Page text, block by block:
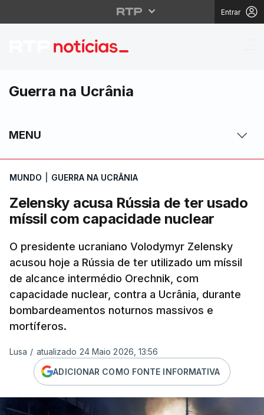
Entrar
Zelensky acusa
Guerra na Ucrânia
MENU
MUNDO GUERRA NA UCRÂNIA
Zelensky acusa Rússia de ter usado
míssil com capacidade nuclear
O presidente ucraniano Volodymyr Zelensky
acusou hoje a Rússia de ter utilizado um míssil
de alcance intermédio Orechnik, com
capacidade nuclear, contra a Ucrânia, durante
bombardeamentos noturnos massivos e
mortíferos.
Lusa / atualizado 24 Maio 2026, 13:56
ADICIONAR COMO FONTE INFORMATIVA